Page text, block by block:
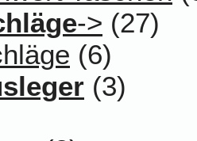
-> (27)
(6)
(3)